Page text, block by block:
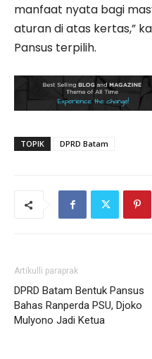
manfaat nyata bagi
aturan di atas kertas,”
Pansus terpilih.
TOPIK DPRD Batam
Artikulli paraprak
DPRD Batam Bentuk Pansus
Bahas Ranperda PSU, Djoko
Mulyono Jadi Ketua